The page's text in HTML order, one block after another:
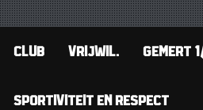
CLUB VRIJWIL. GEMERT
SPORTIVITEIT EN RESPECT